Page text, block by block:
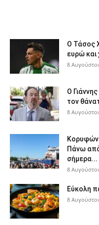
Ο Τάσος
ευρώ και
8
Ο
τον
8
Πάνω
σήμερα...
8
Εύκολη
8